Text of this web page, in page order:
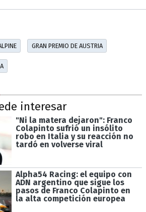
GRAN PREMIO DE AUSTRIA
interesar
"Ni la matera dejaron": Franco
Colapinto sufrió un insólito
robo en Italia y su reacción no
tardó en volverse viral
Alpha54 Racing: el equipo con
ADN argentino que sigue los
pasos de Franco Colapinto en
la alta competición europea